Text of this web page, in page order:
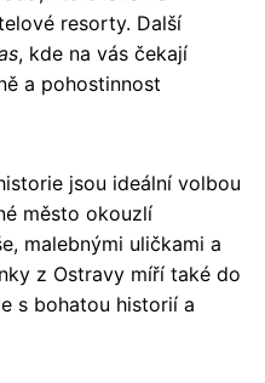
resorty. Další
, kde na vás čekají
a pohostinnost
jsou ideální volbou
město okouzlí
malebnými uličkami a
z Ostravy míří také do
s bohatou historií a